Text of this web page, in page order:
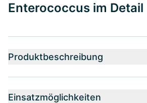
Enterococcus im Detail
Produktbeschreibung
Einsatzmöglichkeiten